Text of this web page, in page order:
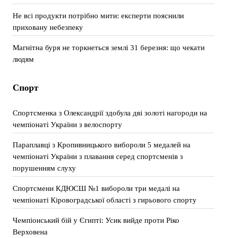
Не всі продукти потрібно мити: експерти пояснили
приховану небезпеку
Магнітна буря не торкнеться землі 31 березня: що чекати
людям
Спорт
Спортсменка з Олександрії здобула дві золоті нагороди на
чемпіонаті України з велоспорту
Параплавці з Кропивницького вибороли 5 медалей на
чемпіонаті України з плавання серед спортсменів з
порушенням слуху
Спортсмени КДЮСШ №1 вибороли три медалі на
чемпіонаті Кіровоградської області з гирьового спорту
Чемпіонський бій у Єгипті: Усик вийде проти Ріко
Верховена